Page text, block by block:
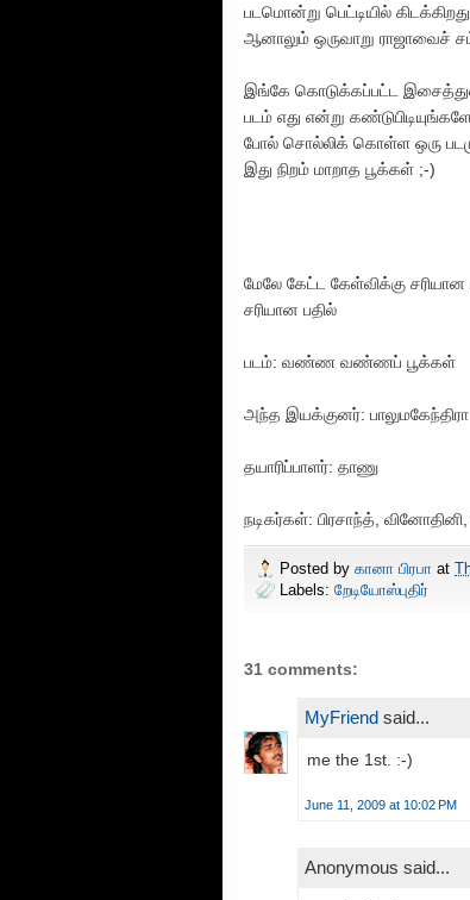
படமொன்று பெட்டியில்
ஆனாலும் ஒருவாறு ராஜாவைச்
இங்கே கொடுக்கப்பட்ட
படம் எது என்று
போல் சொல்லிக் கொள்ள ஒரு
இது நிறம் மாறாத பூக்கள் ;-)
மேலே கேட்ட கேள்விக்கு சரியான
சரியான பதில்
படம்: வண்ண வண்ணப் பூக்கள்
அந்த இயக்குனர்: பாலுமகேந்திரா
தயாரிப்பாளர்: தாணு
நடிகர்கள்: பிரசாந்த்,
Posted by கானா பிரபா at
Labels: றேடியோஸ்புதிர்
31 comments:
MyFriend said...
me the 1st. :-)
June 11, 2009 at 10:02 PM
Anonymous said...